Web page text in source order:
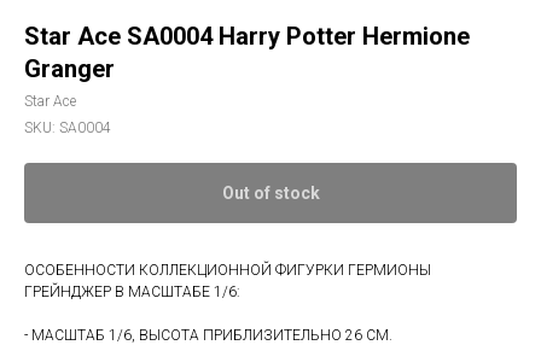
Star Ace SA0004 Harry Potter Hermione
Granger
Star Ace
SKU: SA0004
Out of stock
ОСОБЕННОСТИ КОЛЛЕКЦИОННОЙ ФИГУРКИ ГЕРМИОНЫ
ГРЕЙНДЖЕР В МАСШТАБЕ 1/6:
- МАСШТАБ 1/6, ВЫСОТА ПРИБЛИЗИТЕЛЬНО 26 СМ.